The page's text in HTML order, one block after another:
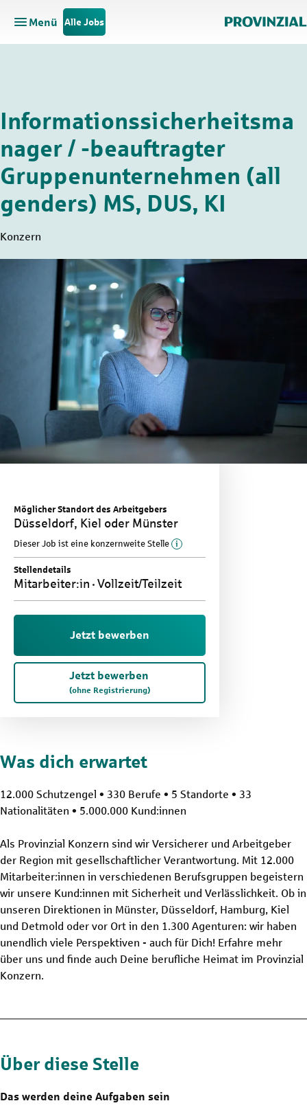
Zum Hauptinhalt springen
Zur Navigation springen
Menü
Hauptnavigation öffnen
Alle Jobs
Informationssicherheitsma
nager / -beauftragter
Gruppenunternehmen (all
genders) MS, DUS, KI
Konzern
Möglicher Standort des Arbeitgebers
Düsseldorf, Kiel oder Münster
Dieser Job ist eine konzernweite Stelle Mehr Informationen zu
Stellendetails
Mitarbeiter:in Vollzeit/Teilzeit
Jetzt bewerben
Jetzt bewerben
(ohne Registrierung)
Was dich erwartet
12.000 Schutzengel • 330 Berufe • 5 Standorte • 33
Nationalitäten • 5.000.000 Kund:innen
Als Provinzial Konzern sind wir Versicherer und Arbeitgeber
der Region mit gesellschaftlicher Verantwortung. Mit 12.000
Mitarbeiter:innen in verschiedenen Berufsgruppen begeistern
wir unsere Kund:innen mit Sicherheit und Verlässlichkeit. Ob in
unseren Direktionen in Münster, Düsseldorf, Hamburg, Kiel
und Detmold oder vor Ort in den 1.300 Agenturen: wir haben
unendlich viele Perspektiven - auch für Dich! Erfahre mehr
über uns und finde auch Deine berufliche Heimat im Provinzial
Konzern.
Über diese Stelle
Das werden deine Aufgaben sein